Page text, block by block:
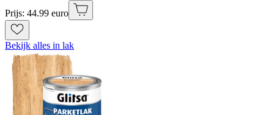
Prijs: 44.99 euro
Bekijk alles in lak